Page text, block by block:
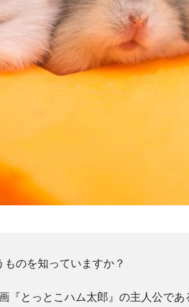
ものを知っていますか？
『とっとこハム太郎』の主人公で